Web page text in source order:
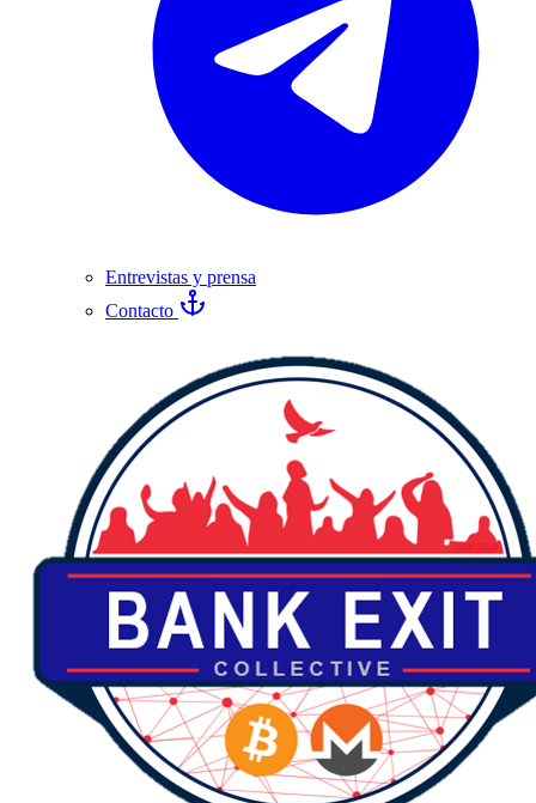
Entrevistas y prensa
Contacto